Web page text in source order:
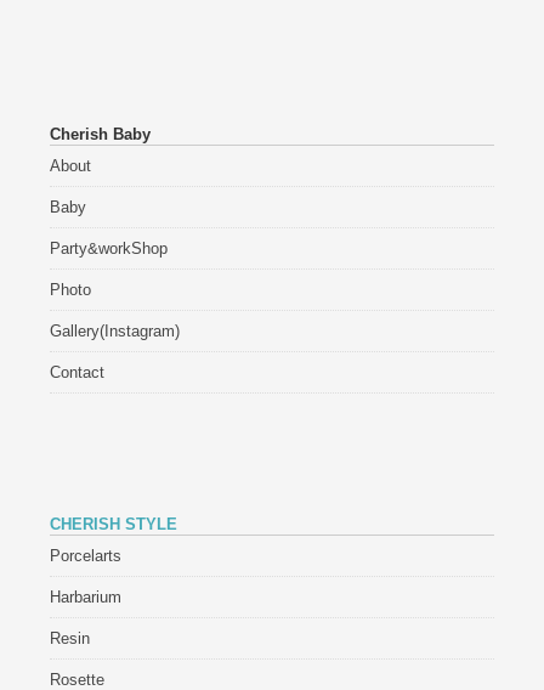
Cherish Baby
About
Baby
Party&workShop
Photo
Gallery(Instagram)
Contact
CHERISH STYLE
Porcelarts
Harbarium
Resin
Rosette